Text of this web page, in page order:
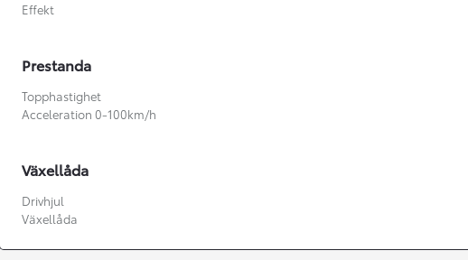
Effekt
Prestanda
Topphastighet
Acceleration 0-100km/h
Växellåda
Drivhjul
Växellåda